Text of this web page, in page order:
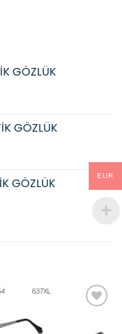
GÖZLÜK
GÖZLÜK
GÖZLÜK
EUR